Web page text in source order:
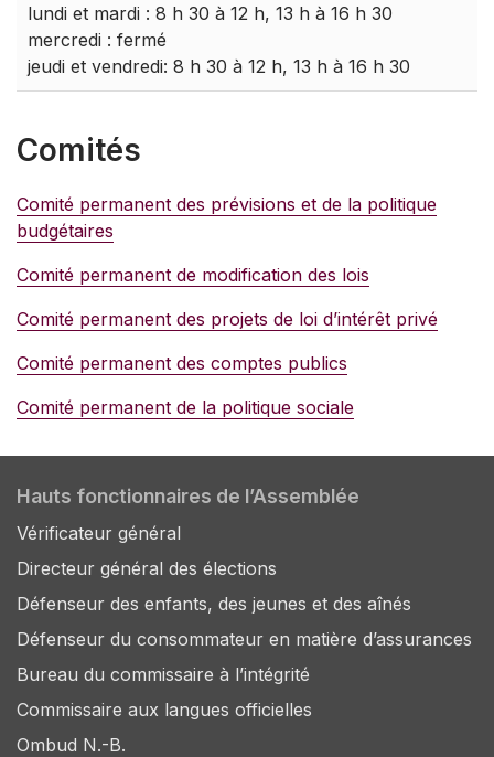
lundi et mardi : 8 h 30 à 12 h, 13 h à 16 h 30
mercredi : fermé
jeudi et vendredi: 8 h 30 à 12 h, 13 h à 16 h 30
Comités
Comité permanent des prévisions et de la politique
budgétaires
Comité permanent de modification des lois
Comité permanent des projets de loi d’intérêt privé
Comité permanent des comptes publics
Comité permanent de la politique sociale
Hauts fonctionnaires de l’Assemblée
Vérificateur général
Directeur général des élections
Défenseur des enfants, des jeunes et des aînés
Défenseur du consommateur en matière d’assurances
Bureau du commissaire à l’intégrité
Commissaire aux langues officielles
Ombud N.-B.